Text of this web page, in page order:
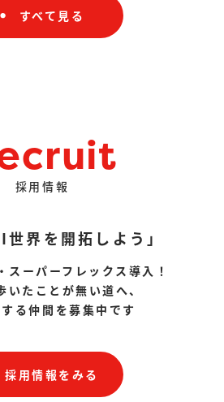
すべて見る
採用情報
世界を開拓しよう」
スーパーフレックス導入！
いたことが無い道へ、
る仲間を募集中です
採用情報をみる